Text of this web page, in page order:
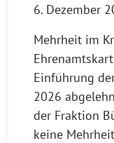
6. Dezember
Mehrheit im
Einführung
2026
der Fraktion
keine